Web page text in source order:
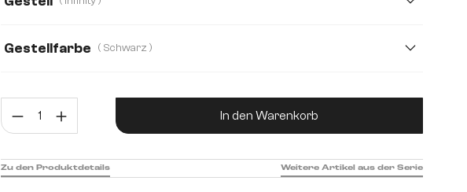
Gestellfarbe ( Schwarz )
Produkt Anzahl: Gib den gewünschten Wert
In den Warenkorb
Zu den Produktdetails Weitere Artikel aus der Serie